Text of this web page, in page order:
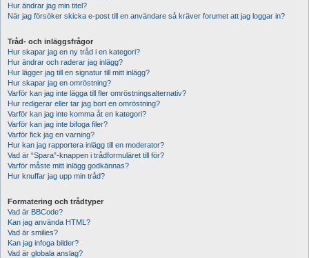
Hur ändrar jag min titel?
När jag försöker skicka e-post till en användare så kräver forumet att jag loggar in?
Tråd- och inläggsfrågor
Hur skapar jag en ny tråd i en kategori?
Hur ändrar och raderar jag inlägg?
Hur lägger jag till en signatur till mitt inlägg?
Hur skapar jag en omröstning?
Varför kan jag inte lägga till fler omröstningsalternativ?
Hur redigerar eller tar jag bort en omröstning?
Varför kan jag inte komma åt en kategori?
Varför kan jag inte bifoga filer?
Varför fick jag en varning?
Hur kan jag rapportera inlägg till en moderator?
Vad är “Spara”-knappen i trådformuläret till för?
Varför måste mitt inlägg godkännas?
Hur knuffar jag upp min tråd?
Formatering och trådtyper
Vad är BBCode?
Kan jag använda HTML?
Vad är smilies?
Kan jag infoga bilder?
Vad är globala anslag?